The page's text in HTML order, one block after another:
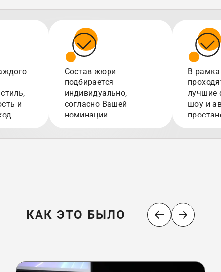
и
Состав жюри
подбирается
индивидуально,
согласно Вашей
номинации
В
лучшие
шоу и
КАК ЭТО БЫЛО